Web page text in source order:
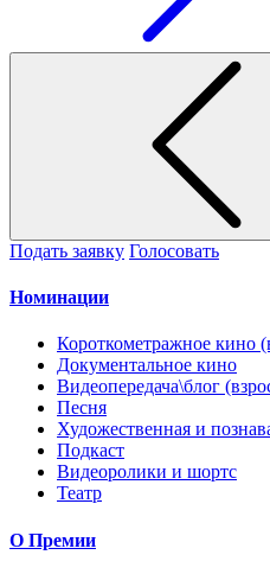
Подать заявку Голосовать
Номинации
Короткометражное кино
Документальное кино
Видеопередача\блог
Песня
Художественная и
Подкаст
Видеоролики и шортс
Театр
О Премии